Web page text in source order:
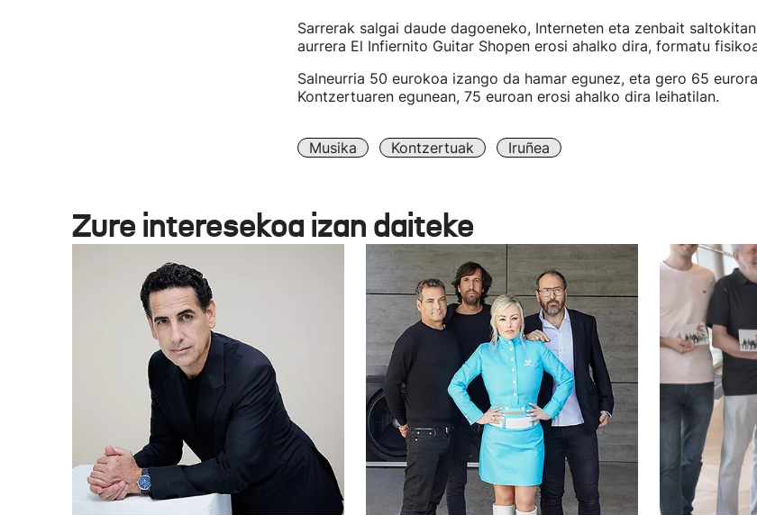
Sarrerak salgai daude dagoeneko, Interneten eta zenbait
aurrera El Infiernito Guitar Shopen erosi ahalko dira, formatu
Salneurria 50 eurokoa izango da hamar egunez, eta gero 65
Kontzertuaren egunean, 75 euroan erosi ahalko dira leihatilan.
Musika Kontzertuak Iruñea
Zure interesekoa izan daiteke